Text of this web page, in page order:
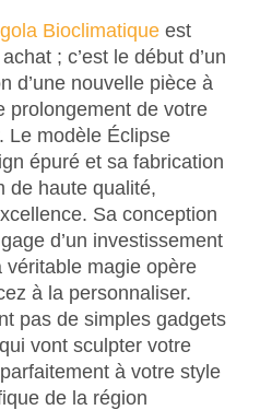
Bioclimatique est
; c’est le début d’un
d’une nouvelle pièce à
prolongement de votre
Le modèle Éclipse
épuré et sa fabrication
de haute qualité,
Sa conception
d’un investissement
magie opère
à la personnaliser.
pas de simples gadgets
vont sculpter votre
à votre style
de la région